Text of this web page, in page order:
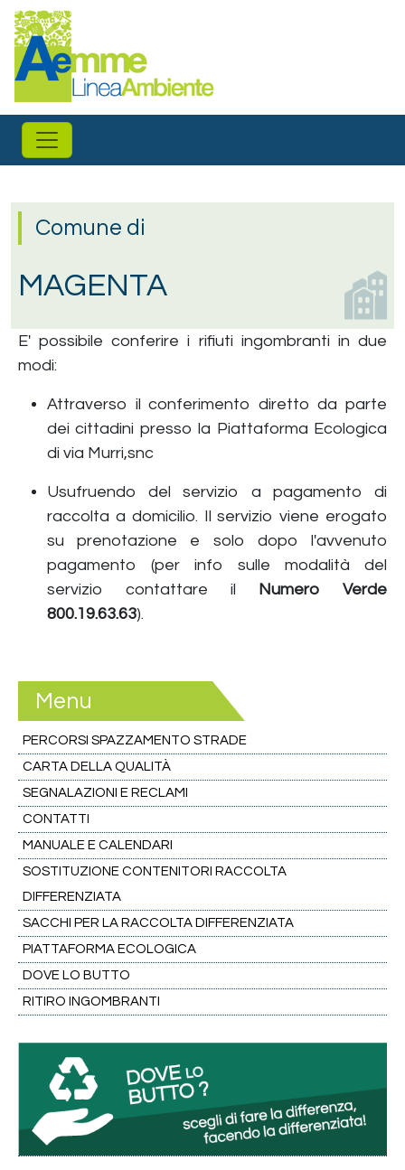
Salta al contenuto principale
Comune di
MAGENTA
E' possibile conferire i rifiuti ingombranti in due
modi:
Attraverso il conferimento diretto da parte
dei cittadini presso la Piattaforma Ecologica
di via Murri,snc
Usufruendo del servizio a pagamento di
raccolta a domicilio. Il servizio viene erogato
su prenotazione e solo dopo l'avvenuto
pagamento (per info sulle modalità del
servizio contattare il Numero Verde
800.19.63.63).
Menu
PERCORSI SPAZZAMENTO STRADE
CARTA DELLA QUALITÀ
SEGNALAZIONI E RECLAMI
CONTATTI
MANUALE E CALENDARI
SOSTITUZIONE CONTENITORI RACCOLTA
DIFFERENZIATA
SACCHI PER LA RACCOLTA DIFFERENZIATA
PIATTAFORMA ECOLOGICA
DOVE LO BUTTO
RITIRO INGOMBRANTI